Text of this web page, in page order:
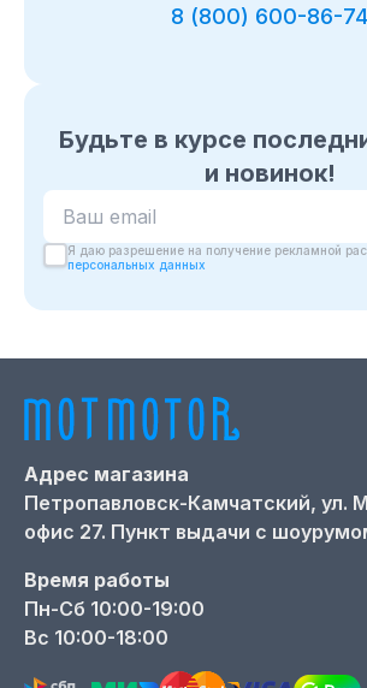
Будьте в курсе
и новинок!
Ваш email для подписки на
Я даю разрешение на получение рекламной
персональных данных
8 (800) 600-86-74
Адрес магазина
Петропавловск-Камчатский, ул.
офис 27. Пункт выдачи с
Время работы
Пн-Сб 10:00-19:00
Вс 10:00-18:00